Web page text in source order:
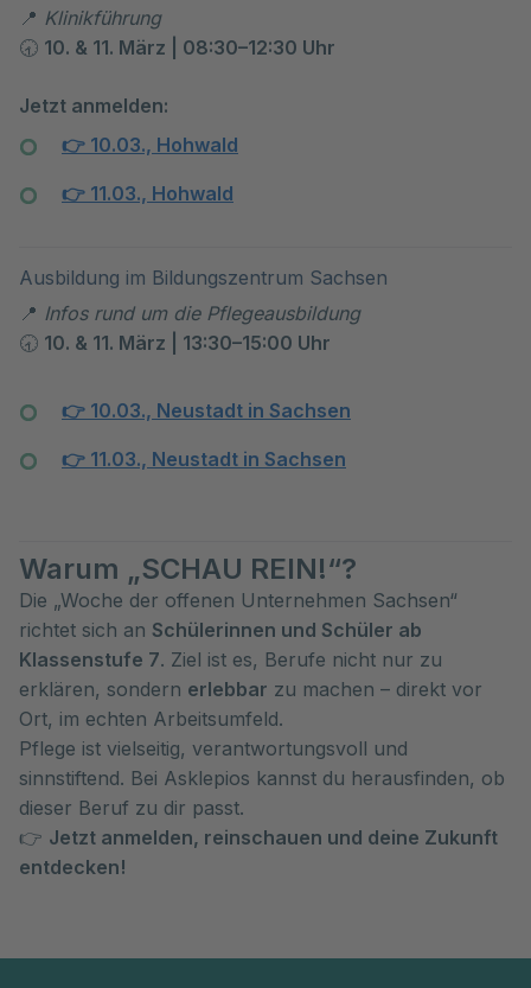
📍 Klinikführung
🕣 10. & 11. März | 08:30–12:30 Uhr
Jetzt anmelden:
👉 10.03., Hohwald
👉 11.03., Hohwald
Ausbildung im Bildungszentrum Sachsen
📍 Infos rund um die Pflegeausbildung
🕣 10. & 11. März | 13:30–15:00 Uhr
👉 10.03., Neustadt in Sachsen
👉 11.03., Neustadt in Sachsen
Warum „SCHAU REIN!“?
Die „Woche der offenen Unternehmen Sachsen“
richtet sich an Schülerinnen und Schüler ab
Klassenstufe 7. Ziel ist es, Berufe nicht nur zu
erklären, sondern erlebbar zu machen – direkt vor
Ort, im echten Arbeitsumfeld.
Pflege ist vielseitig, verantwortungsvoll und
sinnstiftend. Bei Asklepios kannst du herausfinden, ob
dieser Beruf zu dir passt.
👉 Jetzt anmelden, reinschauen und deine Zukunft
entdecken!